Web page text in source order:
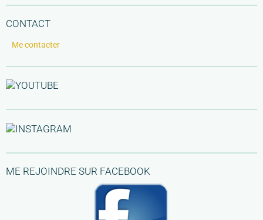
CONTACT
Me contacter
ME REJOINDRE SUR FACEBOOK